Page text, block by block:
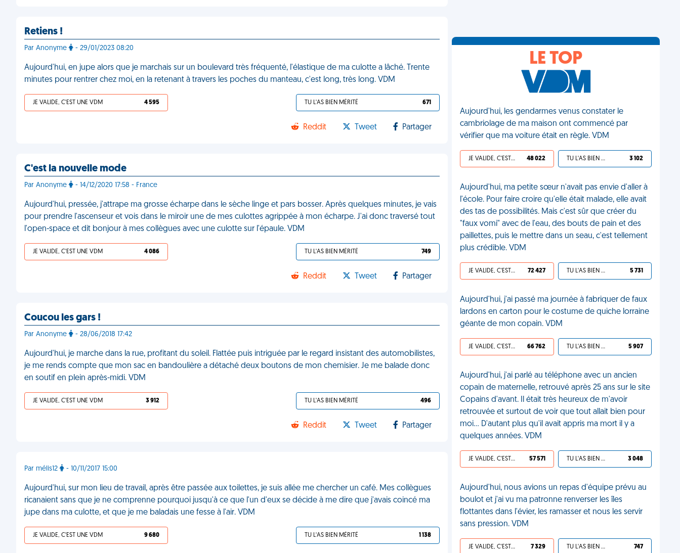
Retiens !
Par Anonyme - 29/01/2023 08:20
Aujourd'hui, en jupe alors que je marchais sur un boulevard très fréquenté, l'élastique de ma culotte a lâché. Trente
minutes pour rentrer chez moi, en la retenant à travers les poches du manteau, c'est long, très long. VDM
JE VALIDE, C'EST UNE VDM 4 595 TU L'AS BIEN MÉRITÉ 671
Reddit Tweet Partager
C'est la nouvelle mode
Par Anonyme - 14/12/2020 17:58 - France
Aujourd'hui, pressée, j'attrape ma grosse écharpe dans le sèche linge et pars bosser. Après quelques minutes, je vais
pour prendre l'ascenseur et vois dans le miroir une de mes culottes agrippée à mon écharpe. J'ai donc traversé tout
l'open-space et dit bonjour à mes collègues avec une culotte sur l'épaule. VDM
JE VALIDE, C'EST UNE VDM 4 086 TU L'AS BIEN MÉRITÉ 749
Reddit Tweet Partager
Coucou les gars !
Par Anonyme - 28/06/2018 17:42
Aujourd'hui, je marche dans la rue, profitant du soleil. Flattée puis intriguée par le regard insistant des automobilistes,
je me rends compte que mon sac en bandoulière a détaché deux boutons de mon chemisier. Je me balade donc
en soutif en plein après-midi. VDM
JE VALIDE, C'EST UNE VDM 3 912 TU L'AS BIEN MÉRITÉ 496
Reddit Tweet Partager
Par mélis12 - 10/11/2017 15:00
Aujourd'hui, sur mon lieu de travail, après être passée aux toilettes, je suis allée me chercher un café. Mes collègues
ricanaient sans que je ne comprenne pourquoi jusqu'à ce que l'un d'eux se décide à me dire que j'avais coincé ma
jupe dans ma culotte, et que je me baladais une fesse à l'air. VDM
JE VALIDE, C'EST UNE VDM 9 680 TU L'AS BIEN MÉRITÉ 1 138
LE TOP
Aujourd'hui, les gendarmes venus constater le
cambriolage de ma maison ont commencé par
vérifier que ma voiture était en règle. VDM
JE VALIDE, C'EST UNE VDM 48 022 TU L'AS BIEN MÉRITÉ 3 102
Aujourd'hui, ma petite sœur n'avait pas envie d'aller à
l'école. Pour faire croire qu'elle était malade, elle avait
des tas de possibilités. Mais c'est sûr que créer du
"faux vomi" avec de l'eau, des bouts de pain et des
paillettes, puis le mettre dans un seau, c'est tellement
plus crédible. VDM
JE VALIDE, C'EST UNE VDM 72 427 TU L'AS BIEN MÉRITÉ 5 731
Aujourd'hui, j'ai passé ma journée à fabriquer de faux
lardons en carton pour le costume de quiche lorraine
géante de mon copain. VDM
JE VALIDE, C'EST UNE VDM 66 762 TU L'AS BIEN MÉRITÉ 5 907
Aujourd'hui, j'ai parlé au téléphone avec un ancien
copain de maternelle, retrouvé après 25 ans sur le site
Copains d'avant. Il était très heureux de m'avoir
retrouvée et surtout de voir que tout allait bien pour
moi... D'autant plus qu'il avait appris ma mort il y a
quelques années. VDM
JE VALIDE, C'EST UNE VDM 57 571 TU L'AS BIEN MÉRITÉ 3 048
Aujourd'hui, nous avions un repas d'équipe prévu au
boulot et j'ai vu ma patronne renverser les îles
flottantes dans l'évier, les ramasser et nous les servir
sans pression. VDM
JE VALIDE, C'EST UNE VDM 7 329 TU L'AS BIEN MÉRITÉ 747